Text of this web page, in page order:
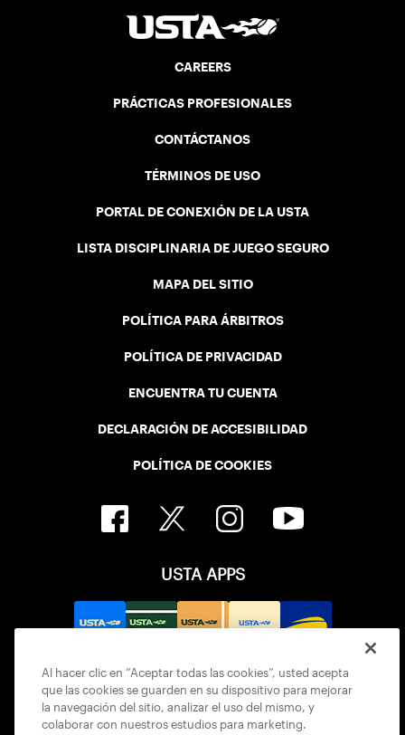
CAREERS
PRÁCTICAS PROFESIONALES
CONTÁCTANOS
TÉRMINOS DE USO
PORTAL DE CONEXIÓN DE LA USTA
LISTA DISCIPLINARIA DE JUEGO SEGURO
MAPA DEL SITIO
POLÍTICA PARA ÁRBITROS
POLÍTICA DE PRIVACIDAD
ENCUENTRA TU CUENTA
DECLARACIÓN DE ACCESIBILIDAD
POLÍTICA DE COOKIES
USTA APPS
Al hacer clic en “Aceptar todas las cookies”, usted acepta
que las cookies se guarden en su dispositivo para mejorar
la navegación del sitio, analizar el uso del mismo, y
colaborar con nuestros estudios para marketing.